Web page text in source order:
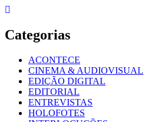
Skip
content
Categorias
ACONTECE
CINEMA & AUDIOVISUAL
EDIÇÃO DIGITAL
EDITORIAL
ENTREVISTAS
HOLOFOTES